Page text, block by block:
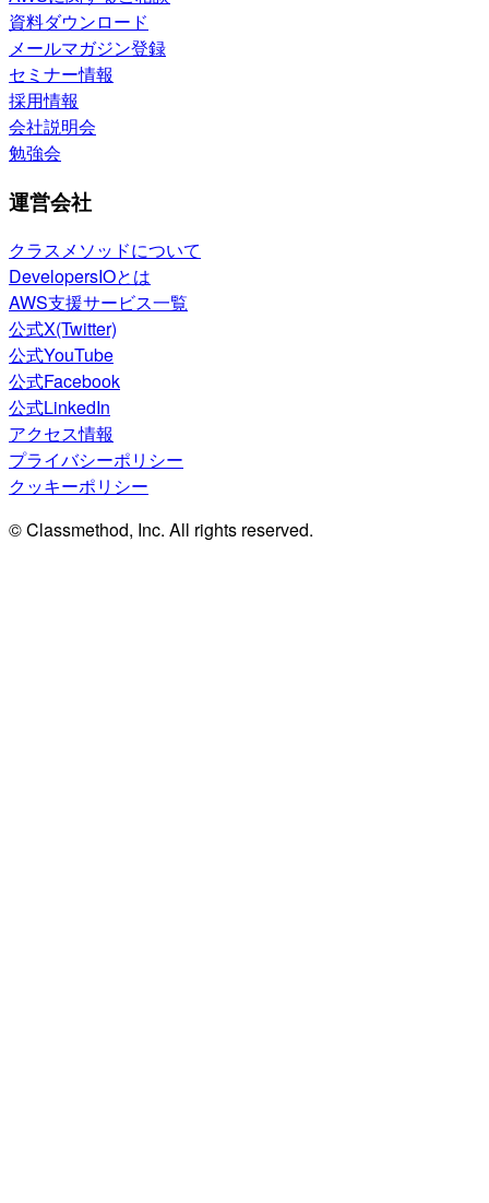
資料ダウンロード
メールマガジン登録
セミナー情報
採用情報
会社説明会
勉強会
運営会社
クラスメソッドについて
DevelopersIOとは
AWS支援サービス一覧
公式X(Twitter)
公式YouTube
公式Facebook
公式LinkedIn
アクセス情報
プライバシーポリシー
クッキーポリシー
© Classmethod, Inc. All rights reserved.